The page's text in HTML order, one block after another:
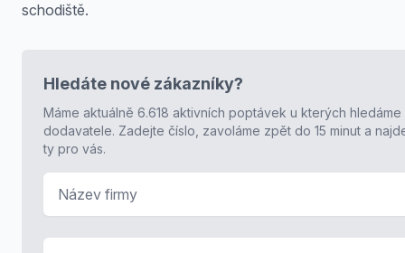
schodiště.
Hledáte nové zákazníky?
Máme aktuálně 6.618 aktivních poptávek u kterých hledáme
dodavatele. Zadejte číslo, zavoláme zpět do 15 minut a
ty pro vás.